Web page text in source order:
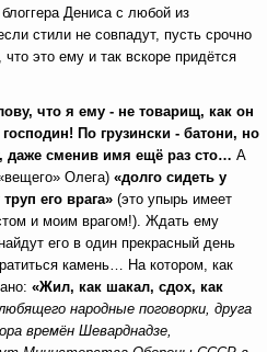
Дениса с любой из
стили не совпадут, пусть срочно
это ему и так вскоре придётся
что я ему - не товарищ, как он
По грузински - батони, но
даже сменив имя ещё раз сто… А
Олега) «долго сидеть у
его врага» (это упырь имеет
и моим врагом!). Ждать ему
его в один прекрасный день
камень… На котором, как
«Жил, как шакал, сдох, как
народные поговорки, друга
времён Шеварднадзе,